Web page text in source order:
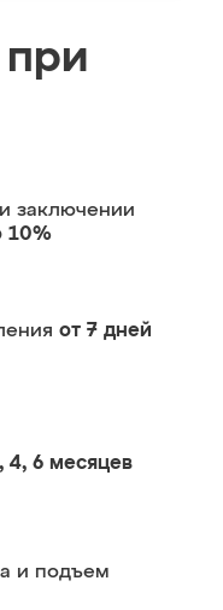
при
заключении
10%
от 7 дней
4, 6 месяцев
и подъем